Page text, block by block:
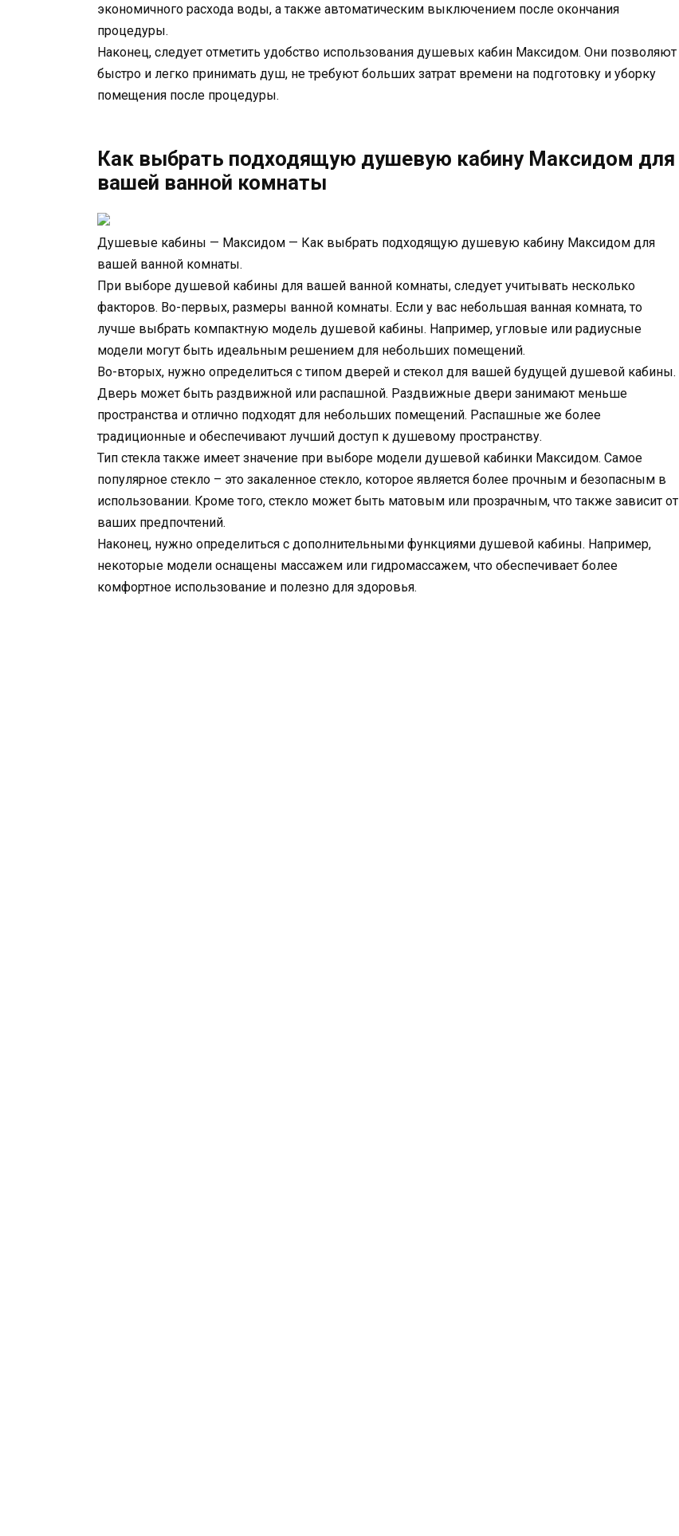
экономичного расхода воды, а также автоматическим выключением после окончания
процедуры.
Наконец, следует отметить удобство использования душевых кабин Максидом. Они позволяют
быстро и легко принимать душ, не требуют больших затрат времени на подготовку и уборку
помещения после процедуры.
Как выбрать подходящую душевую кабину Максидом для
вашей ванной комнаты
Душевые кабины — Максидом — Как выбрать подходящую душевую кабину Максидом для
вашей ванной комнаты.
При выборе душевой кабины для вашей ванной комнаты, следует учитывать несколько
факторов. Во-первых, размеры ванной комнаты. Если у вас небольшая ванная комната, то
лучше выбрать компактную модель душевой кабины. Например, угловые или радиусные
модели могут быть идеальным решением для небольших помещений.
Во-вторых, нужно определиться с типом дверей и стекол для вашей будущей душевой кабины.
Дверь может быть раздвижной или распашной. Раздвижные двери занимают меньше
пространства и отлично подходят для небольших помещений. Распашные же более
традиционные и обеспечивают лучший доступ к душевому пространству.
Тип стекла также имеет значение при выборе модели душевой кабинки Максидом. Самое
популярное стекло – это закаленное стекло, которое является более прочным и безопасным в
использовании. Кроме того, стекло может быть матовым или прозрачным, что также зависит от
ваших предпочтений.
Наконец, нужно определиться с дополнительными функциями душевой кабины. Например,
некоторые модели оснащены массажем или гидромассажем, что обеспечивает более
комфортное использование и полезно для здоровья.